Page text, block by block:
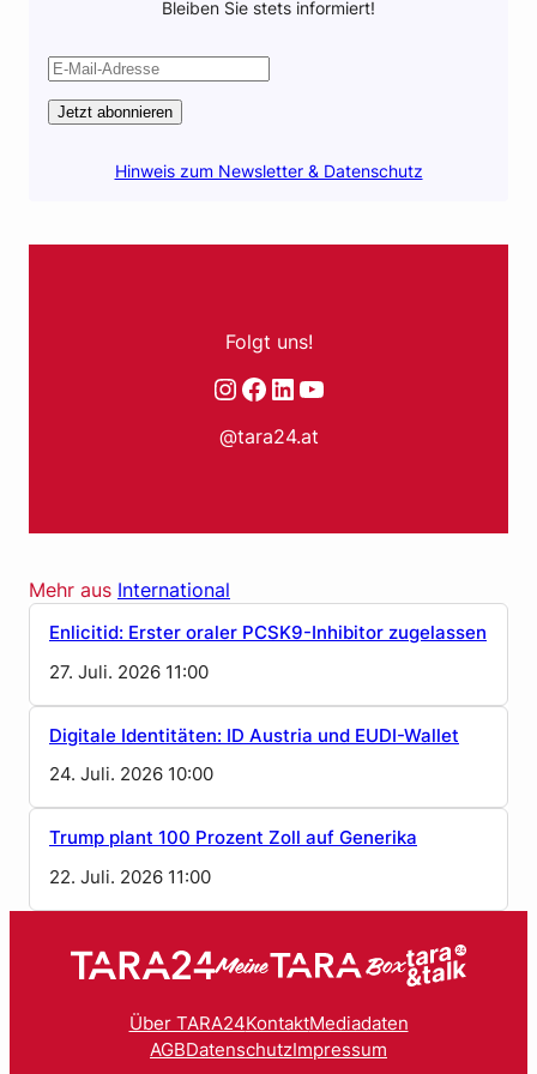
Bleiben Sie stets informiert!
Jetzt abonnieren
Hinweis zum Newsletter & Datenschutz
Folgt uns!
Instagram
Facebook
LinkedIn
YouTube
@tara24.at
Mehr aus International
Enlicitid: Erster oraler PCSK9-Inhibitor zugelassen
27. Juli. 2026 11:00
Digitale Identitäten: ID Austria und EUDI-Wallet
24. Juli. 2026 10:00
Trump plant 100 Prozent Zoll auf Generika
22. Juli. 2026 11:00
Über TARA24KontaktMediadaten
AGBDatenschutz Impressum